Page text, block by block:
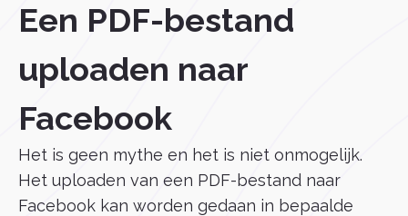
Een PDF-bestand
uploaden naar
Facebook
Het is geen mythe en het is niet onmogelijk.
Het uploaden van een PDF-bestand naar
Facebook kan worden gedaan in bepaalde